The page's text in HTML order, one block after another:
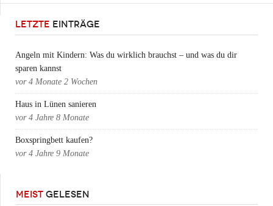
LETZTE EINTRÄGE
Angeln mit Kindern: Was du wirklich brauchst – und was du dir
sparen kannst
vor 4 Monate 2 Wochen
Haus in Lünen sanieren
vor 4 Jahre 8 Monate
Boxspringbett kaufen?
vor 4 Jahre 9 Monate
MEIST GELESEN